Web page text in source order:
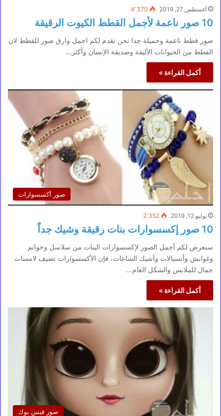
أغسطس 27, 2019 4٬370
10 صور ناعمة لأجمل القطط الكيوت الرقيقة
صور قطط ناعمة وجميلة جدا نحن نقدم لكم اجمل وارق صور للقطط لان
القطط من الحيوانات الأليفة وصديقة الإنسان وأكثر…
أكمل القراءة »
صور أكسسوارات
يوليو 12, 2019 2٬352
10 صور إكسسوارات بنات رقيقة وشيك جداً
سنعرض لكم أجمل الصور لإكسسوارات البنات من سلاسل وخواتم
وغوايش وأنسيالات وأشيك الساعات، فإن الأكسسوارات تضيف لامسات
جمال للملابس والشكل العام…
أكمل القراءة »
صور فيس بوك